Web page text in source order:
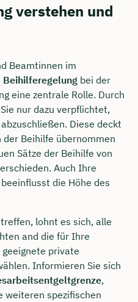
verstehen und
Beamtinnen im
Beihilferegelung bei der
eine zentrale Rolle. Durch
nur dazu verpflichtet,
Diese deckt
Beihilfe übernommen
Sätze der Beihilfe von
Auch Ihre
die Höhe des
lohnt es sich, alle
and die für Ihre
private
Informieren Sie sich
,
weiteren spezifischen